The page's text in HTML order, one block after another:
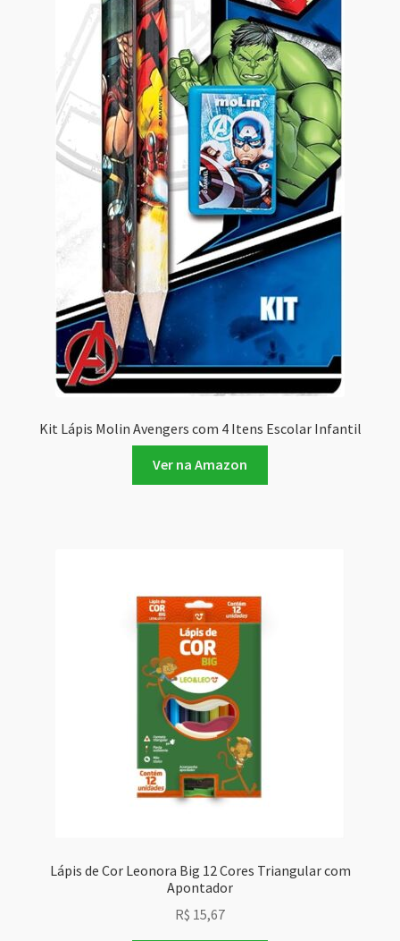
Kit Lápis Molin Avengers com 4 Itens Escolar Infantil
Ver na Amazon
Lápis de Cor Leonora Big 12 Cores Triangular com
Apontador
R$ 15,67